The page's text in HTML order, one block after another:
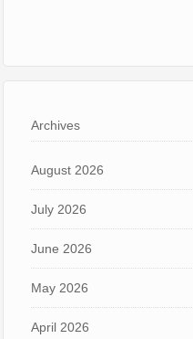
Archives
August 2026
July 2026
June 2026
May 2026
April 2026